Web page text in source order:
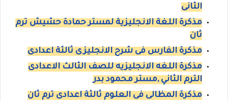
الثانى
مذكرة اللغة الانجليزية لمستر حمادة حشيش ترم
ثان
مذكرة الفارس فى شرح الانجليزى ثالثة اعدادى
مذكرة اللغه الانجليزيه للصف الثالث الاعدادى
الترم الثاني ,مستر محمود بدر
مذكرة المظالى فى العلوم ثالثة اعدادى ترم ثان